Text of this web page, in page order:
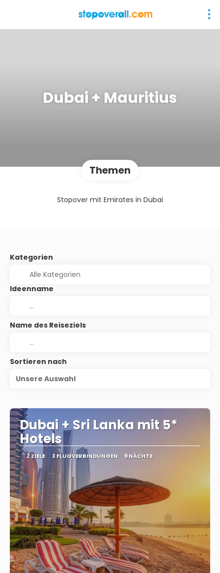
Dubai + Mauritius
Themen
Stopover mit Emirates in Dubai
Kategorien
Ideenname
Name des Reiseziels
Sortieren nach
Unsere Auswahl
Dubai + Sri Lanka mit 5*
Hotels
2 ZIELE 3 FLUGVERBINDUNGEN 9 NÄCHTE